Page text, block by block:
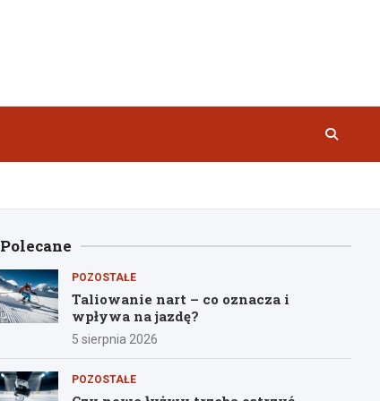
Polecane
POZOSTAŁE
Taliowanie nart – co oznacza i
wpływa na jazdę?
5 sierpnia 2026
POZOSTAŁE